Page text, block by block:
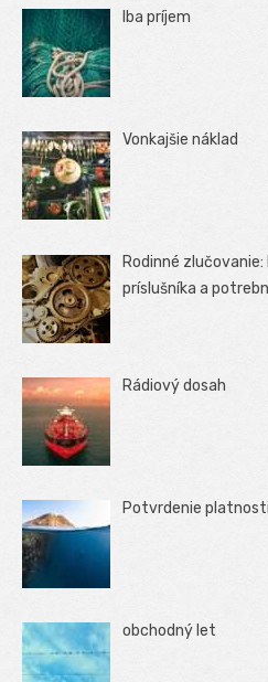
Iba príjem
Vonkajšie náklad
Rodinné
príslušníka a
Rádiový dosah
Potvrdenie platnosti
obchodný let